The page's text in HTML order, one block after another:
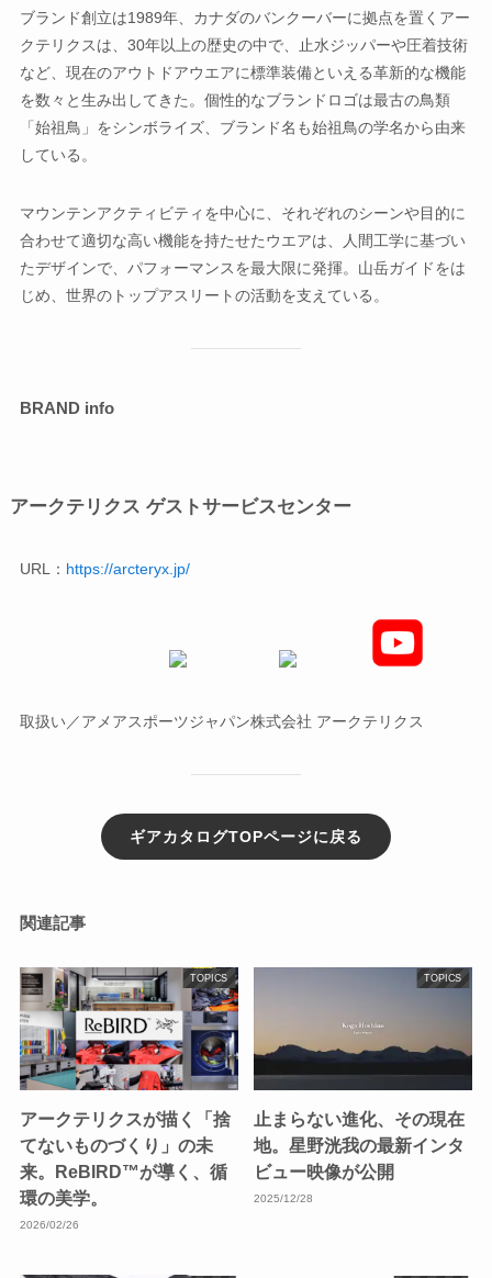
ブランド創立は1989年、カナダのバンクーバーに拠点を置くアー
クテリクスは、30年以上の歴史の中で、止水ジッパーや圧着技術
など、現在のアウトドアウエアに標準装備といえる革新的な機能
を数々と生み出してきた。個性的なブランドロゴは最古の鳥類
「始祖鳥」をシンボライズ、ブランド名も始祖鳥の学名から由来
している。
マウンテンアクティビティを中心に、それぞれのシーンや目的に
合わせて適切な高い機能を持たせたウエアは、人間工学に基づい
たデザインで、パフォーマンスを最大限に発揮。山岳ガイドをは
じめ、世界のトップアスリートの活動を支えている。
BRAND info
アークテリクス ゲストサービスセンター
URL： https://arcteryx.jp/
取扱い／アメアスポーツジャパン株式会社 アークテリクス
ギアカタログTOPページに戻る
関連記事
TOPICS
アークテリクスが描く「捨
てないものづくり」の未
来。ReBIRD™が導く、循
環の美学。
2026/02/26
TOPICS
止まらない進化、その現在
地。星野洸我の最新インタ
ビュー映像が公開
2025/12/28